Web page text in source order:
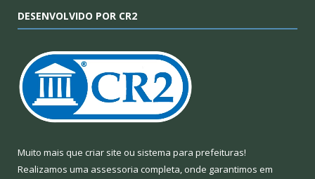
DESENVOLVIDO POR CR2
Muito mais que criar site ou sistema para prefeituras!
Realizamos uma assessoria completa, onde garantimos em